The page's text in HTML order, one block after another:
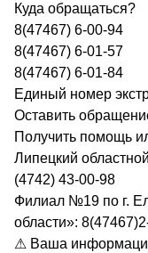
Куда обращаться?
8(47467) 6-00-94
8(47467) 6-01-57
8(47467) 6-01-84
Единый номер
Оставить
Получить помощь
Липецкий
(4742) 43-00-98
Филиал №19 по г.
области»:
⚠ Ваша